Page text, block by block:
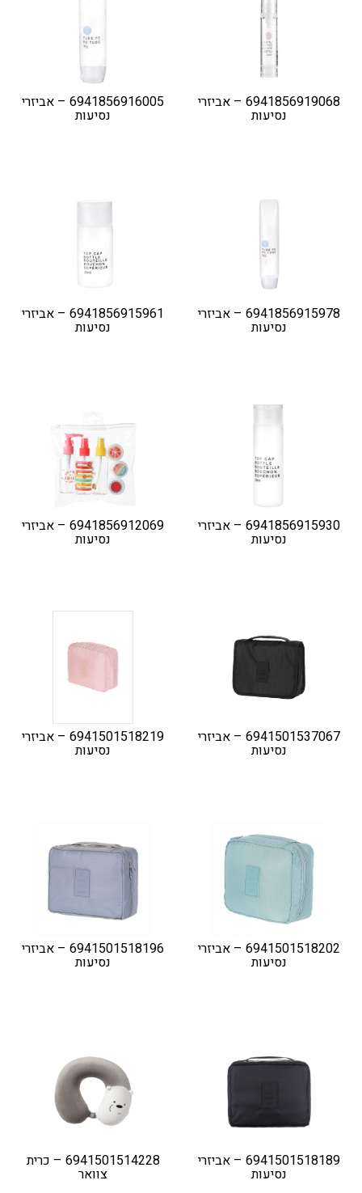
6941856919068 – אביזרי
נסיעות
6941856916005 – אביזרי
נסיעות
6941856915978 – אביזרי
נסיעות
6941856915961 – אביזרי
נסיעות
6941856915930 – אביזרי
נסיעות
6941856912069 – אביזרי
נסיעות
6941501537067 – אביזרי
נסיעות
6941501518219 – אביזרי
נסיעות
6941501518202 – אביזרי
נסיעות
6941501518196 – אביזרי
נסיעות
6941501518189 – אביזרי
נסיעות
6941501514228 – כרית
צוואר